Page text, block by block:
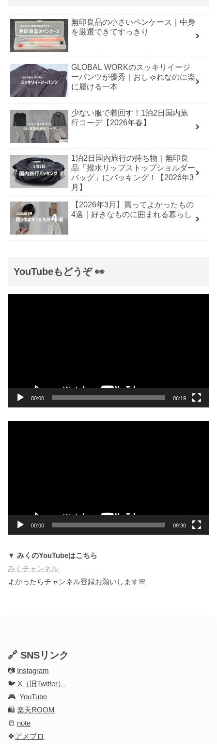
無印良品の小さいペンケース｜中身
を厳選できてすっきり
GLOBAL WORKのスッキリイージ
ーパンツが優秀｜おしゃれなのに楽
に履ける一本
少ない服で着回す！1泊2日国内旅
行コーデ【2026年春】
1泊2日国内旅行の持ち物｜無印良
品「撥水リップストップショルダー
バッグ」にパッキング！【2026年3
月】
【2026年3月】買ってよかったもの
4選｜好きなものに囲まれる暮らし
YouTubeもどうぞ 👀
00:00 06:19
00:00 09:30
▼ みくのYouTubeはこちら
みくチャンネル
よかったらチャンネル登録お願いします🌸
🔗 SNSリンク
📷 Instagram
🐦 X（旧Twitter）
🎮 YouTube
🛍️ 楽天ROOM
📒 note
🍀アメブロ